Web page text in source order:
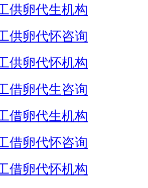
供卵代生机构
供卵代怀咨询
供卵代怀机构
借卵代生咨询
借卵代生机构
借卵代怀咨询
借卵代怀机构